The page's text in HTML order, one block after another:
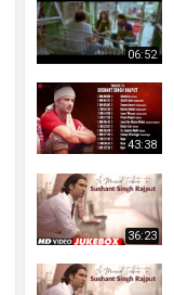
06:52
43:38
36:23